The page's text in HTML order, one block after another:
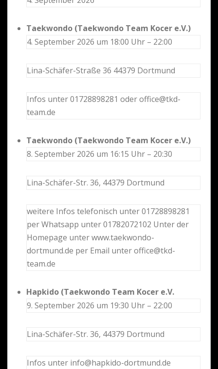
Taekwondo (Taekwondo Team Kocer e.V.)
4. September 2026 um 18:00 Uhr – 22:00
Lina-Schäfer-Straße 36 44379 Dortmund
Infos unter 01728898281 oder office@tkd-
team.de
Taekwondo (Taekwondo Team Kocer e.V.)
8. September 2026 um 16:15 Uhr – 20:30
Lina-Schäfer-Str. 36, 44379 Dortmund
weitere Infos telefonisch unter 01728898281
per Whatsapp unter 01782072102 Unter der
Homepage unter www.taekwondo-
dortmund.de per Email unter office@tkd-
team.de
Hapkido (Taekwondo Team Kocer e.V.
9. September 2026 um 19:30 Uhr – 22:00
Lina-Schäfer-Str. 36, 44379 Dortmund
Infos unter info@hapkido-dortmund.de